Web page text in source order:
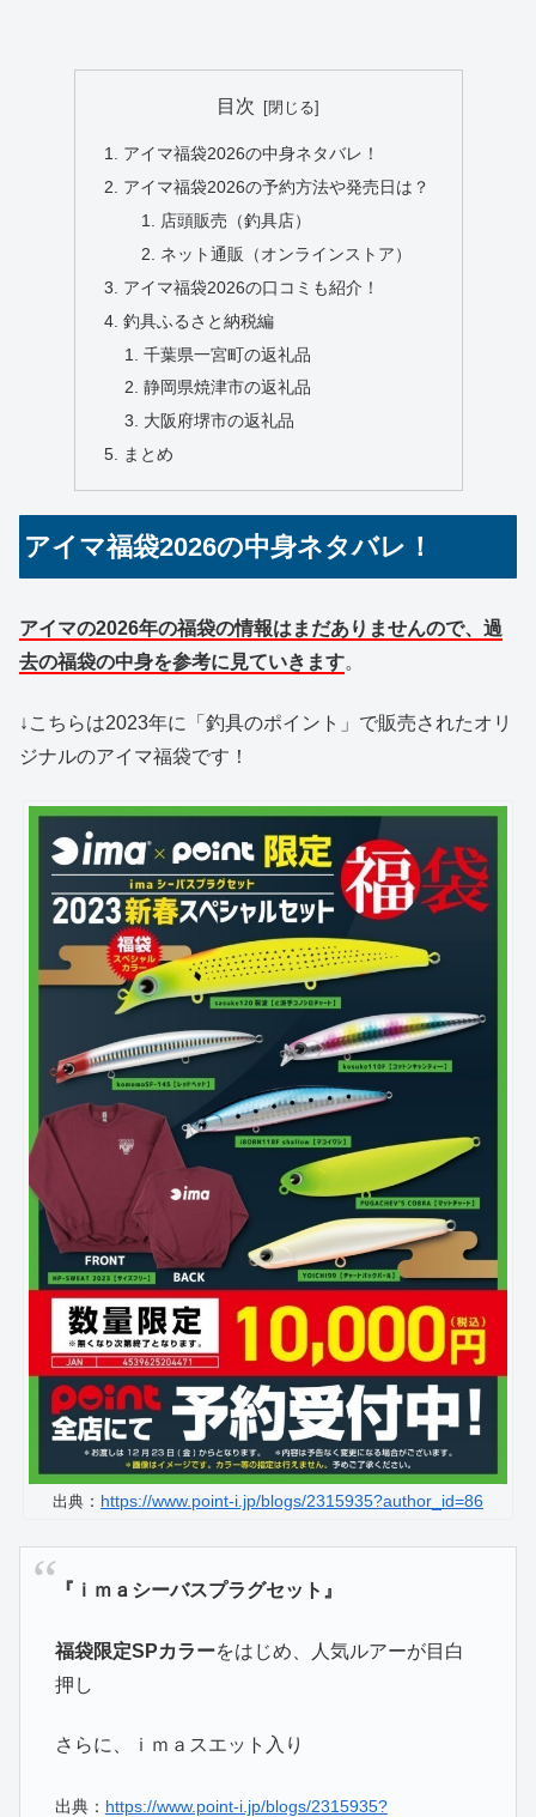
目次
アイマ福袋2026の中身ネタバレ！
アイマ福袋2026の予約方法や発売日は？
店頭販売（釣具店）
ネット通販（オンラインストア）
アイマ福袋2026の口コミも紹介！
釣具ふるさと納税編
千葉県一宮町の返礼品
静岡県焼津市の返礼品
大阪府堺市の返礼品
まとめ
アイマ福袋2026の中身ネタバレ！
アイマの2026年の福袋の情報はまだありませんので、過
去の福袋の中身を参考に見ていきます。
↓こちらは2023年に「釣具のポイント」で販売されたオリ
ジナルのアイマ福袋です！
出典 ： https://www.point-i.jp/blogs/2315935?author_id=86
『ｉｍａシーバスプラグセット』
福袋限定SPカラーをはじめ、人気ルアーが目白
押し
さらに、ｉｍａスエット入り
出典： https://www.point-i.jp/blogs/2315935?